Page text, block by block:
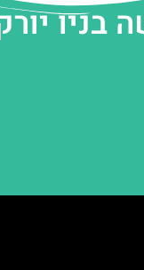
בניו